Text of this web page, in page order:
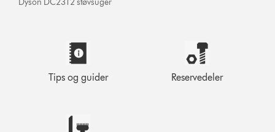
Tips og guider Reservedeler